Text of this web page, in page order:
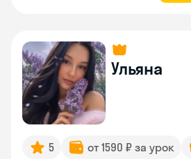
Ульяна
5 от 1590 ₽ за урок